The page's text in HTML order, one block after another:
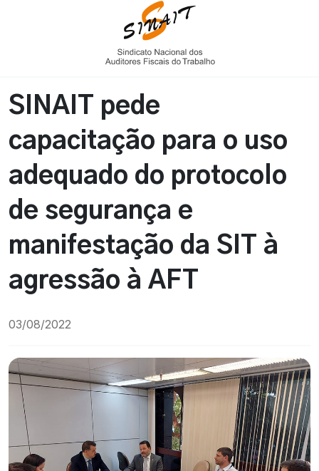
SINAIT pede
capacitação para o uso
adequado do protocolo
de segurança e
manifestação da SIT à
agressão à AFT
03/08/2022